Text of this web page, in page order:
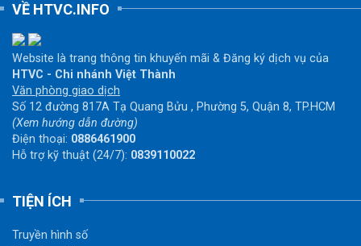
VỀ HTVC.INFO
Website là trang thông tin khuyến mãi & Đăng ký dịch vụ của
HTVC - Chi nhánh Việt Thành
Văn phòng giao dịch
Số 12 đường 817A Tạ Quang Bửu , Phường 5, Quận 8, TP.HCM
(Xem hướng dẫn đường)
Điện thoại: 0886461900
Hỗ trợ kỹ thuật (24/7): 0839110022
TIỆN ÍCH
Truyền hình số